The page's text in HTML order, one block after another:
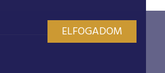
ELFOGADOM